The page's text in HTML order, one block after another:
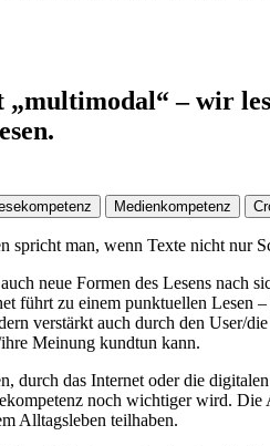
„multimodal“ – wir
Medienkompetenz
spricht man, wenn Texte nicht nur
neue Formen des Lesens
führt zu einem punktuellen Lesen
verstärkt auch durch den User/
Meinung kundtun kann.
durch das Internet oder die
noch wichtiger wird.
Alltagsleben teilhaben.